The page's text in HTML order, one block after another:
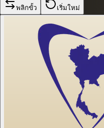
พลิกขั้ว เริ่มใหม่